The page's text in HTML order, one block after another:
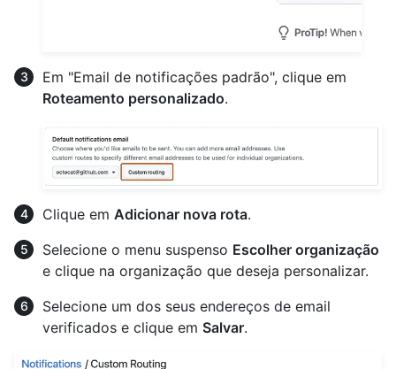
Em "Email de notificações padrão", clique em
Roteamento personalizado.
Clique em Adicionar nova rota.
Selecione o menu suspenso Escolher organização
e clique na organização que deseja personalizar.
Selecione um dos seus endereços de email
verificados e clique em Salvar.